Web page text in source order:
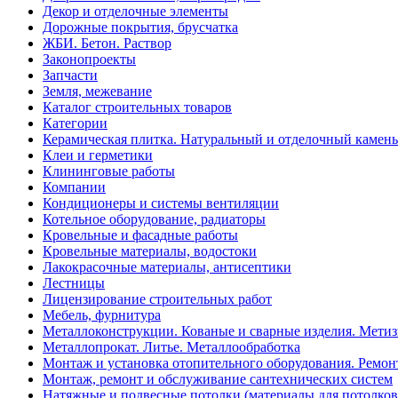
Декор и отделочные элементы
Дорожные покрытия, брусчатка
ЖБИ. Бетон. Раствор
Законопроекты
Запчасти
Земля, межевание
Каталог строительных товаров
Категории
Керамическая плитка. Натуральный и отделочный камень
Клеи и герметики
Клининговые работы
Компании
Кондиционеры и системы вентиляции
Котельное оборудование, радиаторы
Кровельные и фасадные работы
Кровельные материалы, водостоки
Лакокрасочные материалы, антисептики
Лестницы
Лицензирование строительных работ
Мебель, фурнитура
Металлоконструкции. Кованые и сварные изделия.
Металлопрокат. Литье. Металлообработка
Монтаж и установка отопительного оборудования.
Монтаж, ремонт и обслуживание сантехнических систем
Натяжные и подвесные потолки (материалы для